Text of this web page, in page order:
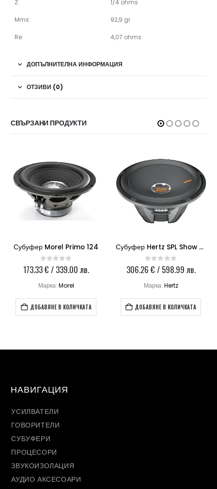
Z: 1/4 ohms
Mms: 92,9 gr
Re: 4,07 ohms
ДОПЪЛНИТЕЛНА ИНФОРМАЦИЯ
ОТЗИВИ (0)
СВЪРЗАНИ ПРОДУКТИ
Субуфер Morel Primo 124
0 out of 5
173.33€ / 339.00 лв.
Марка: Morel
ДОБАВЯНЕ В КОЛИЧКАТА
Субуфер Hertz SPL Show SX380D
0 out of 5
306.26 € / 598.99 лв.
Марка: Hertz
ДОБАВЯНЕ В КОЛИЧКАТА
НАВИГАЦИЯ
УСИЛВАТЕЛИ
ГОВОРИТЕЛИ
СУБУФЕРИ
ПРОЦЕСОРИ
ЗВУКОИЗОЛАЦИЯ
АУДИО АКСЕСОАРИ